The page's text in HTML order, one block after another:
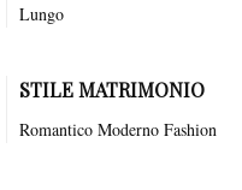
Lungo
STILE MATRIMONIO
Romantico Moderno Fashion